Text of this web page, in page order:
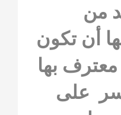
من
أن تكون
معترف بها
على